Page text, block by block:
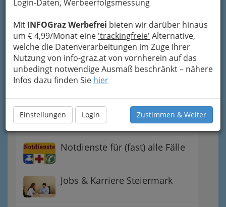
Login-Daten, Werbeerfolgsmessung
Mit INFOGraz Werbefrei bieten wir darüber hinaus
um € 4,99/Monat eine 'trackingfreie' Alternative,
welche die Datenverarbeitungen im Zuge Ihrer
Nutzung von info-graz.at von vornherein auf das
unbedingt notwendige Ausmaß beschränkt – nähere
Infos dazu finden Sie hier
Einstellungen Login Zustimmen & Weiter
Die wichtigsten Kategorien
Einkaufen & Schenken - der
Handel
Gutschein-Welt: von myToys
bis H&M, C&A u.v.m.
Gewinnspiele - Lokale
Gutscheine
Notdienste für (fast) alle Fälle
Jobs & Karriere Steiermark